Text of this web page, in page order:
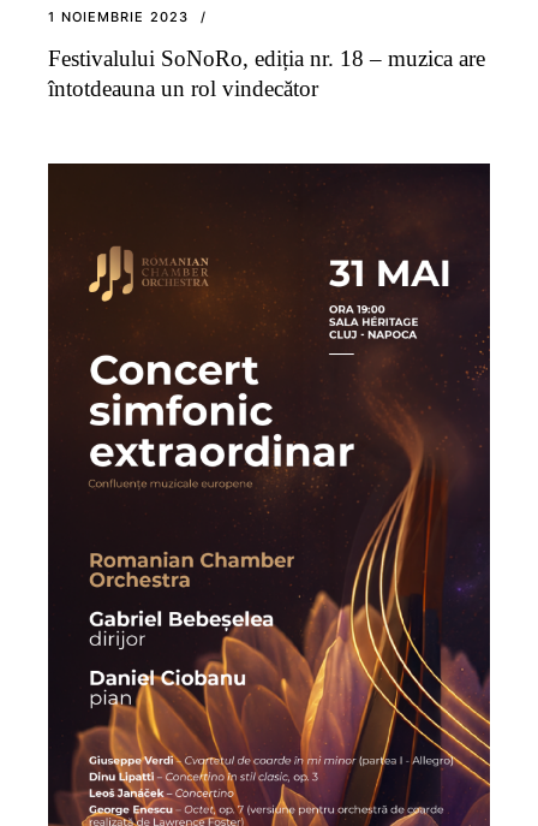
1 NOIEMBRIE 2023
Festivalului SoNoRo, ediția nr. 18 – muzica are
întotdeauna un rol vindecător